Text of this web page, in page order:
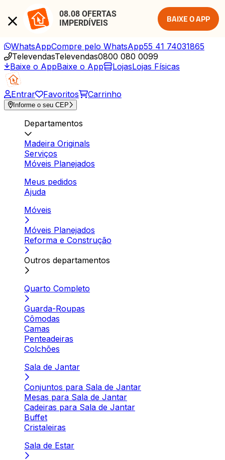
08.08 OFERTAS
IMPERDÍVEIS
BAIXE O APP
WhatsAppCompre pelo WhatsApp55 41 74031865
TelevendasTelevendas0800 080 0099
Baixe o AppBaixe o App LojasLojas Físicas
Entrar Favoritos Carrinho
Informe o seu CEP
Departamentos
Madeira Originals
Serviços
Móveis Planejados
Meus pedidos
Ajuda
Móveis
Móveis Planejados
Reforma e Construção
Outros departamentos
Quarto Completo
Guarda-Roupas
Cômodas
Camas
Penteadeiras
Colchões
Sala de Jantar
Conjuntos para Sala de Jantar
Mesas para Sala de Jantar
Cadeiras para Sala de Jantar
Buffet
Cristaleiras
Sala de Estar